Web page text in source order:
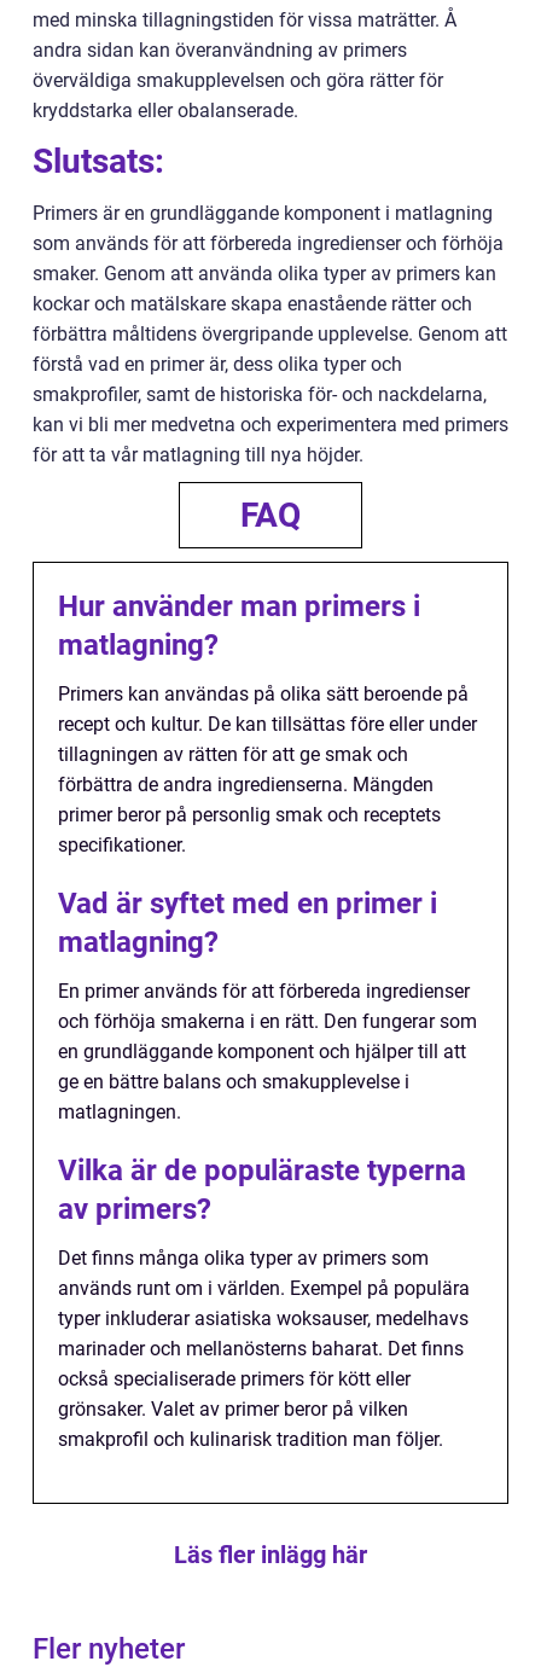
med minska tillagningstiden för vissa maträtter. Å
andra sidan kan överanvändning av primers
överväldiga smakupplevelsen och göra rätter för
kryddstarka eller obalanserade.
Slutsats:
Primers är en grundläggande komponent i matlagning
som används för att förbereda ingredienser och förhöja
smaker. Genom att använda olika typer av primers kan
kockar och matälskare skapa enastående rätter och
förbättra måltidens övergripande upplevelse. Genom att
förstå vad en primer är, dess olika typer och
smakprofiler, samt de historiska för- och nackdelarna,
kan vi bli mer medvetna och experimentera med primers
för att ta vår matlagning till nya höjder.
FAQ
Hur använder man primers i
matlagning?
Primers kan användas på olika sätt beroende på
recept och kultur. De kan tillsättas före eller under
tillagningen av rätten för att ge smak och
förbättra de andra ingredienserna. Mängden
primer beror på personlig smak och receptets
specifikationer.
Vad är syftet med en primer i
matlagning?
En primer används för att förbereda ingredienser
och förhöja smakerna i en rätt. Den fungerar som
en grundläggande komponent och hjälper till att
ge en bättre balans och smakupplevelse i
matlagningen.
Vilka är de populäraste typerna
av primers?
Det finns många olika typer av primers som
används runt om i världen. Exempel på populära
typer inkluderar asiatiska woksauser, medelhavs
marinader och mellanösterns baharat. Det finns
också specialiserade primers för kött eller
grönsaker. Valet av primer beror på vilken
smakprofil och kulinarisk tradition man följer.
Läs fler inlägg här
Fler nyheter